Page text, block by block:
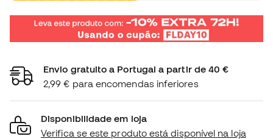
Envio gratuito a Portugal a partir de 40 €
2,99 € para encomendas inferiores
Disponibilidade em loja
Verifica se este produto está disponível na loja